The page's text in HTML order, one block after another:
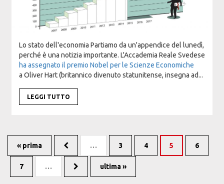
Lo stato dell'economia Partiamo da un'appendice del lunedì,
perché è una notizia importante. L'Accademia Reale Svedese
ha assegnato il premio Nobel per le Scienze Economiche
a Oliver Hart (britannico divenuto statunitense, insegna ad...
LEGGI TUTTO
« prima … 3 4 5 6
7 … ultima »